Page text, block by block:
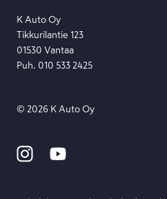
K Auto Oy
Tikkurilantie 123
01530 Vantaa
Puh. 010 533 2425
© 2026 K Auto Oy